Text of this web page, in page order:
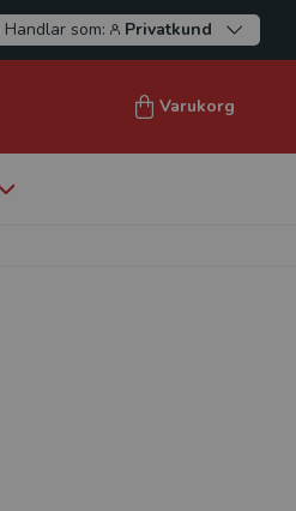
Handlar som: Privatkund
Varukorg